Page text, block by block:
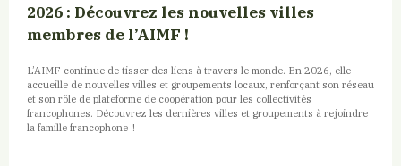
2026 : Découvrez les nouvelles villes
membres de l’AIMF !
L’AIMF continue de tisser des liens à travers le monde. En 2026, elle
accueille de nouvelles villes et groupements locaux, renforçant son réseau
et son rôle de plateforme de coopération pour les collectivités
francophones. Découvrez les dernières villes et groupements à rejoindre
la famille francophone !